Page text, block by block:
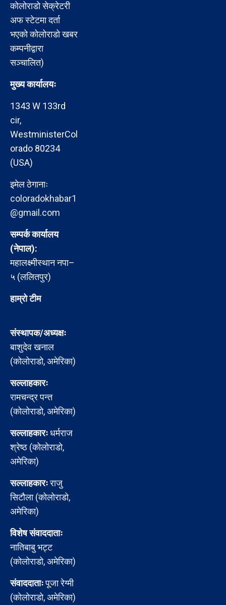
कोलोराडो सेक्रेटरी
अफ स्टेटमा दर्ता
भएको कोलोराडो खबर
कम्पनीद्वारा
सञ्चालित)
मुख्य कार्यालयः
1343 W 133rd
cir,
WestministerCol
orado 80234
(USA)
इमेल ठेगानाः
coloradokhabar1
@gmail.com
सम्पर्क कार्यालय
(नेपाल):
महालक्ष्मीस्थान नपा–
५ (ललितपुर)
हाम्रो टीम
संस्थापक/अध्यक्षः
बाशुदेव खनाल
(कोलोराडो, अमेरिका)
सल्लाहकारः
रामचन्द्र पन्त
(कोलोराडो, अमेरिका)
सल्लाहकारःधर्मराज
श्रेष्ठ (कोलोराडो,
अमेरिका)
सल्लाहकारःराजु
सिटौला (कोलोराडो,
अमेरिका)
विशेष संवाददाताः
नातिबाबु भट्ट
(कोलोराडो, अमेरिका)
संवाददाताःपूजा रेग्मी
(कोलोराडो, अमेरिका)